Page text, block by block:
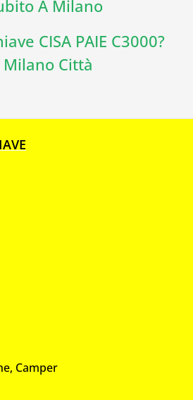
A Milano
CISA PAIE C3000?
Città
Camper